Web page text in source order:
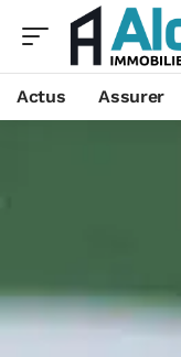
Actus Assurer